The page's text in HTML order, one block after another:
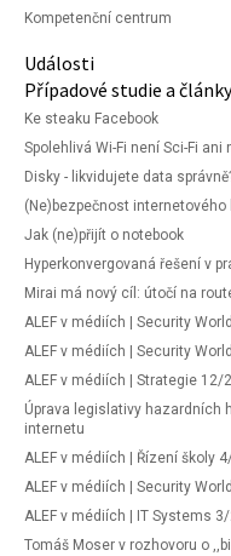
Kompetenční centrum
Události
Případové studie a články
Ke steaku Facebook
Spolehlivá Wi-Fi není Sci-Fi
Disky - likvidujete data
(Ne)bezpečnost internetového
Jak (ne)přijít o notebook
Hyperkonvergovaná řešení v
Mirai má nový cíl: útočí na
ALEF v médiích | Security
ALEF v médiích | Security
ALEF v médiích | Strategie 12/
Úprava legislativy hazardních
internetu
ALEF v médiích | Řízení školy
ALEF v médiích | Security
ALEF v médiích | IT Systems
Tomáš Moser v rozhovoru o